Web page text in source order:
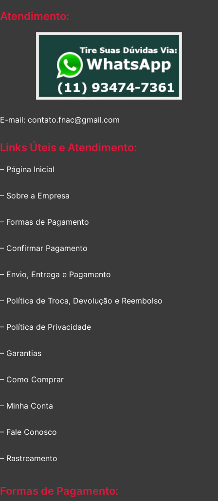
Atendimento:
E-mail: contato.fnac@gmail.com
Links Úteis e Atendimento:
– Página Inicial
– Sobre a Empresa
– Formas de Pagamento
– Confirmar Pagamento
– Envio, Entrega e Pagamento
– Política de Troca, Devolução e Reembolso
– Política de Privacidade
– Garantias
– Como Comprar
– Minha Conta
– Fale Conosco
– Rastreamento
Formas de Pagamento: